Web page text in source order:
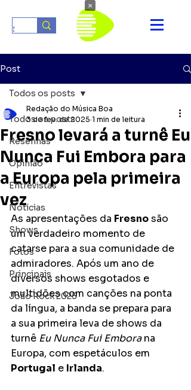
Post
Todos os posts
Resenhas
Opinião
Entrevistas
Notícias
Shows
Fotos
Principais
João Rock 2025
Todos os posts
Fresno levará a turnê Eu
Nunca Fui Embora para
a Europa pela primeira
vez
Redação do Música Boa
3 de fev. de 2025 1 min de leitura
As apresentações da Fresno são
um verdadeiro momento de
catarse para a sua comunidade de
admiradores. Após um ano de
diversos shows esgotados e
multidões com canções na ponta
da língua, a banda se prepara para
a sua primeira leva de shows da
turnê Eu Nunca Fui Embora na
Europa, com espetáculos em
Portugal e Irlanda.
×